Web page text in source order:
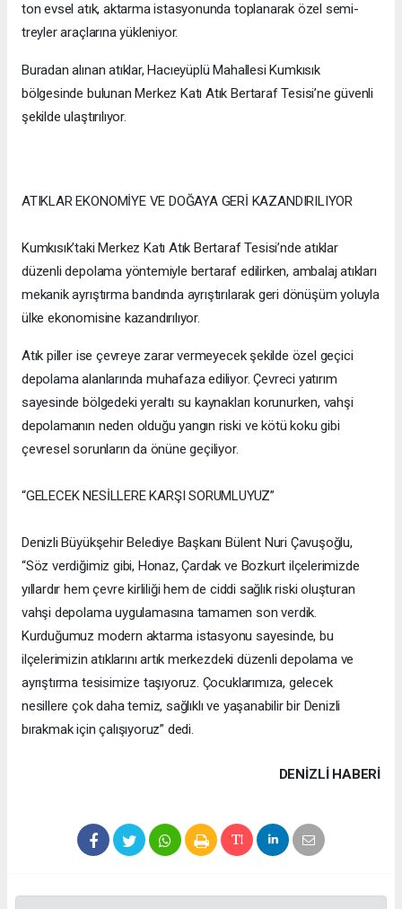
ton evsel atık, aktarma istasyonunda toplanarak özel semi-
treyler araçlarına yükleniyor.
Buradan alınan atıklar, Hacıeyüplü Mahallesi Kumkısık
bölgesinde bulunan Merkez Katı Atık Bertaraf Tesisi’ne güvenli
şekilde ulaştırılıyor.
ATIKLAR EKONOMİYE VE DOĞAYA GERİ KAZANDIRILIYOR
Kumkısık’taki Merkez Katı Atık Bertaraf Tesisi’nde atıklar
düzenli depolama yöntemiyle bertaraf edilirken, ambalaj atıkları
mekanik ayrıştırma bandında ayrıştırılarak geri dönüşüm yoluyla
ülke ekonomisine kazandırılıyor.
Atık piller ise çevreye zarar vermeyecek şekilde özel geçici
depolama alanlarında muhafaza ediliyor. Çevreci yatırım
sayesinde bölgedeki yeraltı su kaynakları korunurken, vahşi
depolamanın neden olduğu yangın riski ve kötü koku gibi
çevresel sorunların da önüne geçiliyor.
“GELECEK NESİLLERE KARŞI SORUMLUYUZ”
Denizli Büyükşehir Belediye Başkanı Bülent Nuri Çavuşoğlu,
“Söz verdiğimiz gibi, Honaz, Çardak ve Bozkurt ilçelerimizde
yıllardır hem çevre kirliliği hem de ciddi sağlık riski oluşturan
vahşi depolama uygulamasına tamamen son verdik.
Kurduğumuz modern aktarma istasyonu sayesinde, bu
ilçelerimizin atıklarını artık merkezdeki düzenli depolama ve
ayrıştırma tesisimize taşıyoruz. Çocuklarımıza, gelecek
nesillere çok daha temiz, sağlıklı ve yaşanabilir bir Denizli
bırakmak için çalışıyoruz” dedi.
DENIZLI HABERİ